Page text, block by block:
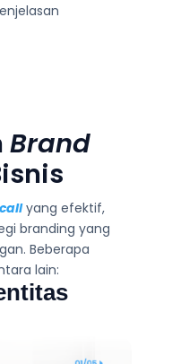
Brand
yang efektif,
branding yang
Beberapa
lain: